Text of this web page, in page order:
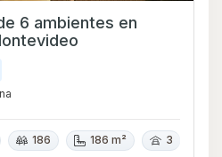
6 ambientes en
186 186 m² 3